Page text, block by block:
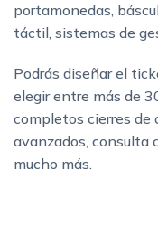
portamonedas,
táctil, sistemas de
Podrás diseñar el
elegir entre más de
completos cierres de
avanzados, consulta
mucho más.